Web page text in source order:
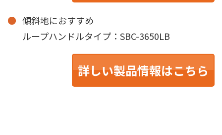
傾斜地におすすめ
ループハンドルタイプ：SBC-3650LB
詳しい製品情報はこちら